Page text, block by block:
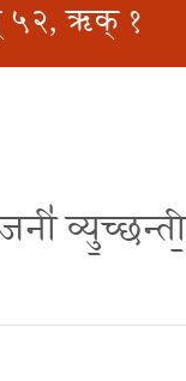
५२, ऋक् १